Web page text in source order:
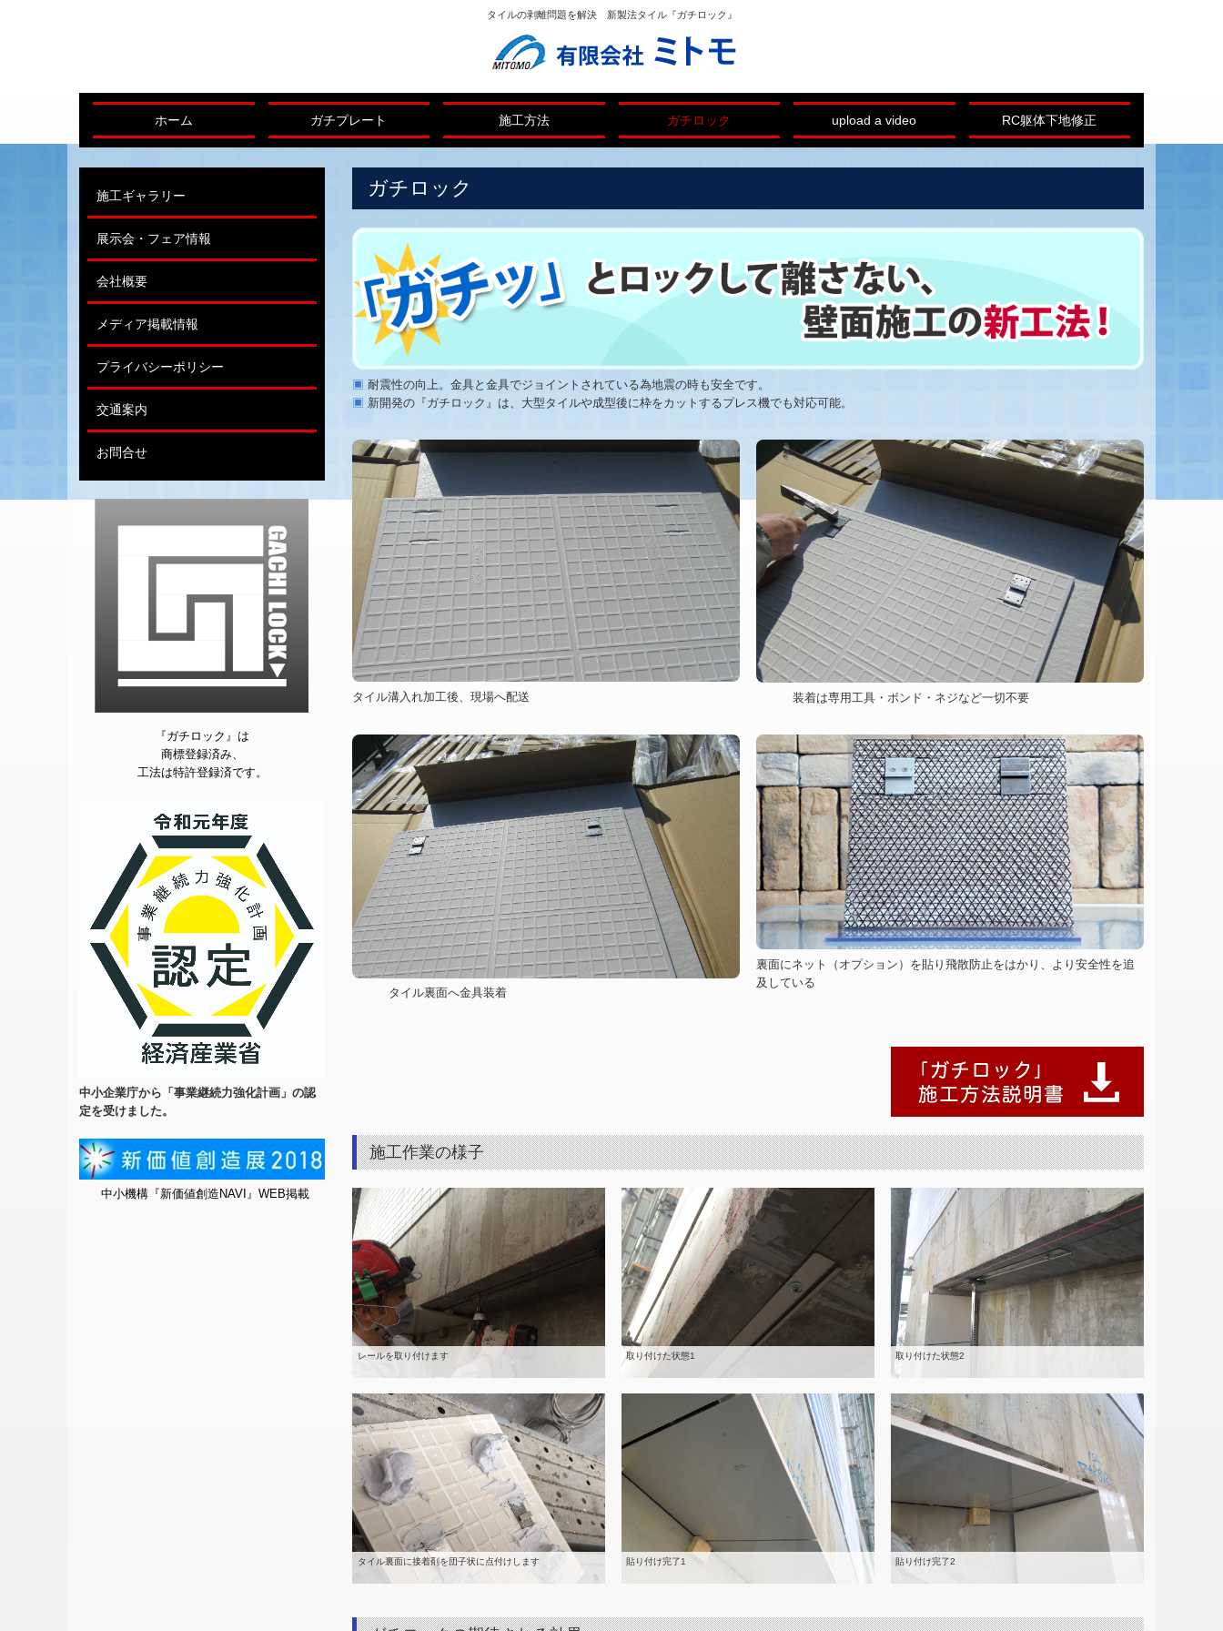
タイルの剥離問題を解決 新製法タイル『ガチロック』
ホーム ガチプレート 施工方法 ガチロック upload a video RC躯体下地修正
施工ギャラリー
展示会・フェア情報
会社概要
メディア掲載情報
プライバシーポリシー
交通案内
お問合せ
『ガチロック』は
商標登録済み、
工法は特許登録済です。
中小企業庁から「事業継続力強化計画」の認
定を受けました。
中小機構『新価値創造NAVI』WEB掲載
ガチロック
▣ 耐震性の向上。金具と金具でジョイントされている為地震の時も安全です。
▣ 新開発の『ガチロック』は、大型タイルや成型後に枠をカットするプレス機でも対応可能。
タイル溝入れ加工後、現場へ配送 装着は専用工具・ボンド・ネジなど一切不要
タイル裏面へ金具装着
裏面にネット（オプション）を貼り飛散防止をはかり、より安全性を追
及している
施工作業の様子
レールを取り付けます 取り付けた状態1 取り付けた状態2
タイル裏面に接着剤を団子状に点付けします 貼り付け完了1 貼り付け完了2